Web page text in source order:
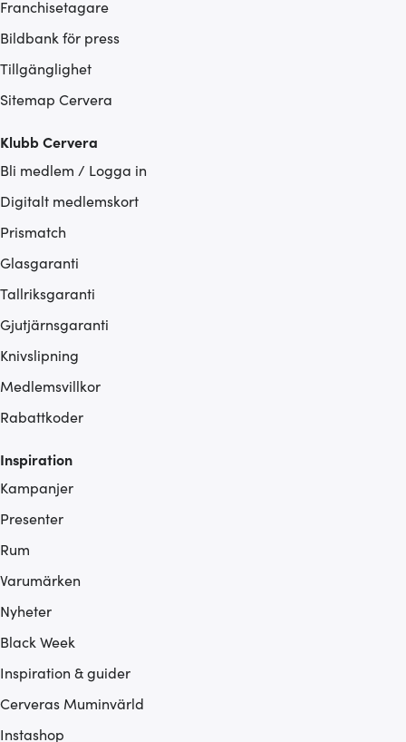
Franchisetagare
Bildbank för press
Tillgänglighet
Sitemap Cervera
Klubb Cervera
Bli medlem / Logga in
Digitalt medlemskort
Prismatch
Glasgaranti
Tallriksgaranti
Gjutjärnsgaranti
Knivslipning
Medlemsvillkor
Rabattkoder
Inspiration
Kampanjer
Presenter
Rum
Varumärken
Nyheter
Black Week
Inspiration & guider
Cerveras Muminvärld
Instashop